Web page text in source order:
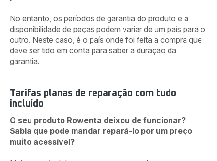
No entanto, os períodos de garantia do produto e a
disponibilidade de peças podem variar de um país para o
outro. Neste caso, é o país onde foi feita a compra que
deve ser tido em conta para saber a duração da
garantia.
Tarifas planas de reparação com tudo
incluído
O seu produto Rowenta deixou de funcionar?
Sabia que pode mandar repará-lo por um preço
muito acessível?